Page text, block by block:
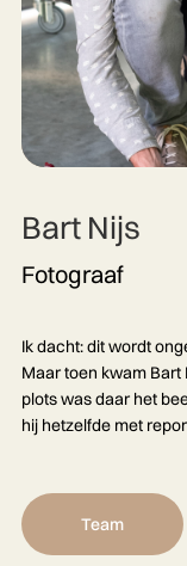
Bart Nijs
Fotograaf
Ik dacht: dit wordt
Maar toen kwam Bart
plots was daar het
hij hetzelfde met
Team